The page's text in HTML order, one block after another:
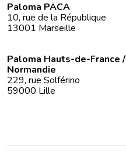
Paloma PACA
10, rue de la République
13001 Marseille
Paloma Hauts-de-France /
Normandie
229, rue Solférino
59000 Lille